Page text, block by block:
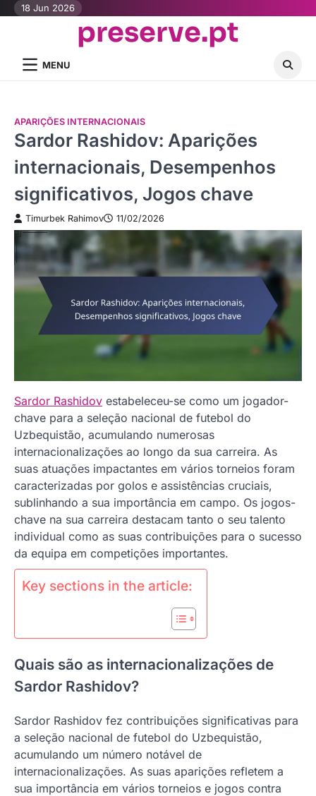
Skip18 Jun 2026
preserve.pt
MENU
APARIÇÕES INTERNACIONAIS
Sardor Rashidov: Aparições
internacionais, Desempenhos
significativos, Jogos chave
Timurbek Rahimov 11/02/2026
Sardor Rashidov estabeleceu-se como um jogador-
chave para a seleção nacional de futebol do
Uzbequistão, acumulando numerosas
internacionalizações ao longo da sua carreira. As
suas atuações impactantes em vários torneios foram
caracterizadas por golos e assistências cruciais,
sublinhando a sua importância em campo. Os jogos-
chave na sua carreira destacam tanto o seu talento
individual como as suas contribuições para o sucesso
da equipa em competições importantes.
Key sections in the article:
Quais são as internacionalizações de
Sardor Rashidov?
Sardor Rashidov fez contribuições significativas para
a seleção nacional de futebol do Uzbequistão,
acumulando um número notável de
internacionalizações. As suas aparições refletem a
sua importância em vários torneios e jogos contra